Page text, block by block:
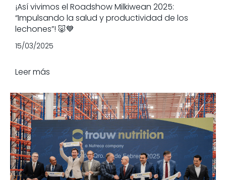
¡Así vivimos el Roadshow Milkiwean 2025:
“Impulsando la salud y productividad de los
lechones”! 🐷💙
15/03/2025
Leer más